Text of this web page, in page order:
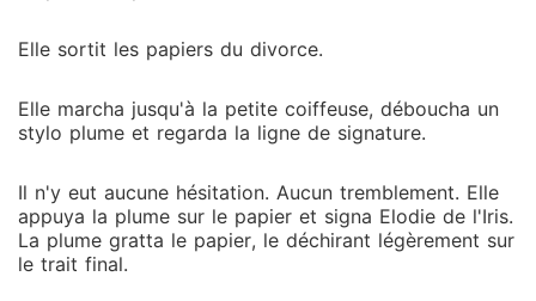
Elle sortit les papiers du divorce.
Elle marcha jusqu'à la petite coiffeuse, déboucha un
stylo plume et regarda la ligne de signature.
Il n'y eut aucune hésitation. Aucun tremblement. Elle
appuya la plume sur le papier et signa Elodie de l'Iris.
La plume gratta le papier, le déchirant légèrement sur
le trait final.